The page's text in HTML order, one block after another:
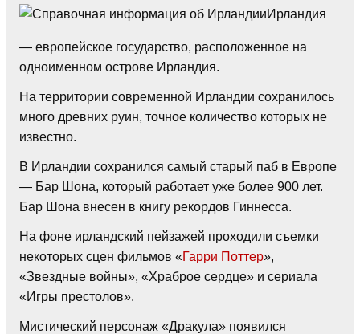
Ирландия
— европейское государство, расположенное на
одноименном острове Ирландия.
На территории современной Ирландии сохранилось
много древних руин, точное количество которых не
известно.
В Ирландии сохранился самый старый паб в Европе
— Бар Шона, который работает уже более 900 лет.
Бар Шона внесен в книгу рекордов Гиннесса.
На фоне ирландский пейзажей проходили съемки
некоторых сцен фильмов «Гарри Поттер»,
«Звездные войны», «Храброе сердце» и сериала
«Игры престолов».
Мистический персонаж «Дракула» появился